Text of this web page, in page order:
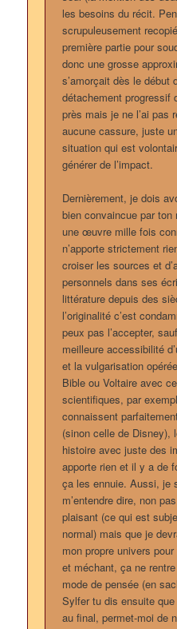
les besoins du récit.
scrupuleusement
première partie pour
donc une grosse
s’amorçait dès le début
détachement progressif
près mais je ne l’ai pas
aucune cassure, juste
situation qui est
générer de l’impact.
Dernièrement, je dois
bien convaincue par
une œuvre mille fois
n’apporte strictement
croiser les sources et
personnels dans ses
littérature depuis des
l’originalité c’est
peux pas l’accepter,
meilleure accessibilité
et la vulgarisation
Bible ou Voltaire avec
scientifiques, par
connaissent
(sinon celle de Disney),
histoire avec juste des
apporte rien et il y a de
ça les ennuie. Aussi, je
m’entendre dire, non
plaisant (ce qui est
normal) mais que je
mon propre univers
et méchant, ça ne
mode de pensée (en
Sylfer tu dis ensuite
au final, permet-moi de